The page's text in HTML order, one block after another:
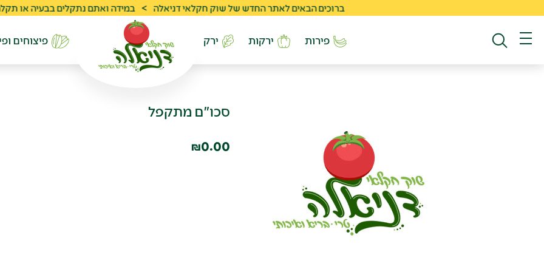
ברוכים הבאים לאתר החדש של שוק חקלאי דניאלה > במידה ואתם נתקלים בבעיה או תקלה ניתן לפנות
פירות ירקות ירק פיצוחים
סכו"ם מתקפל
₪0.00